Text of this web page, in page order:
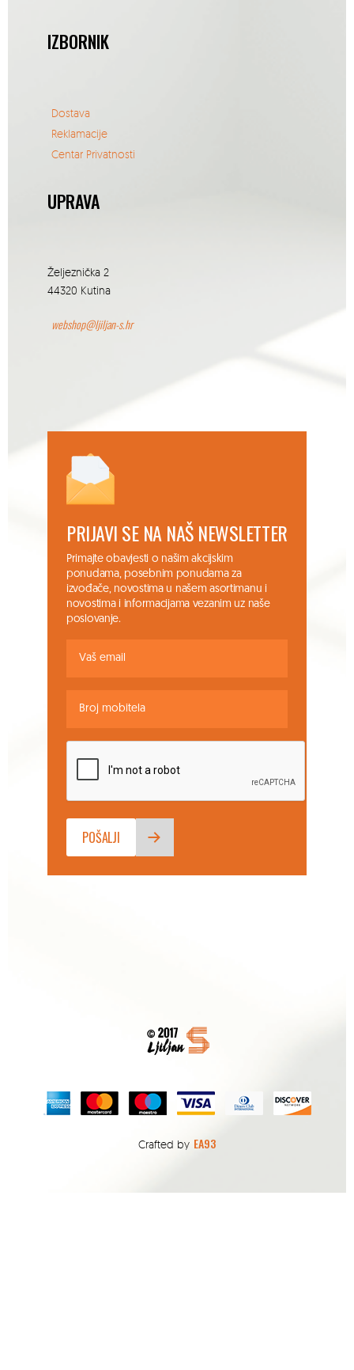
IZBORNIK
Dostava
Reklamacije
Centar Privatnosti
UPRAVA
Željeznička 2
44320 Kutina
webshop@ljiljan-s.hr
PRIJAVI SE NA NAŠ NEWSLETTER
Primajte obavjesti o našim akcijskim
ponudama, posebnim ponudama za
izvođače, novostima u našem asortimanu i
novostima i informacijama vezanim uz naše
poslovanje.
Crafted by EA93